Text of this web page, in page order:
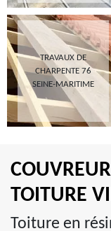
TRAVAUX DE
CHARPENTE 76
SEINE-MARITIME
TOITURE
Toiture en